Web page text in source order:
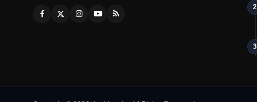
2
3